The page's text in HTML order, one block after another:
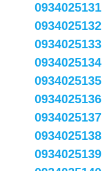
0934025131
0934025132
0934025133
0934025134
0934025135
0934025136
0934025137
0934025138
0934025139